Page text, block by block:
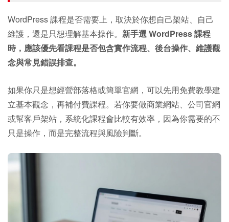
WordPress 課程是否需要上，取決於你想自己架站、自己
維護，還是只想理解基本操作。 新手選 WordPress 課程
時，應該優先看課程是否包含實作流程、後台操作、維護觀
念與常見錯誤排查。
如果你只是想經營部落格或簡單官網，可以先用免費教學建
立基本觀念，再補付費課程。若你要做商業網站、公司官網
或幫客戶架站，系統化課程會比較有效率，因為你需要的不
只是操作，而是完整流程與風險判斷。